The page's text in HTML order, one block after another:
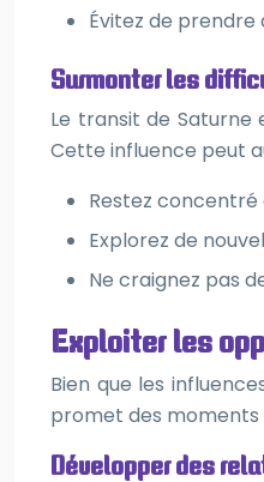
Évitez de prendre
Surmonter les
Le transit de
Cette influence peut
Restez
Explorez de
Ne craignez pas
Exploiter les
Bien que les
promet des
Développer des